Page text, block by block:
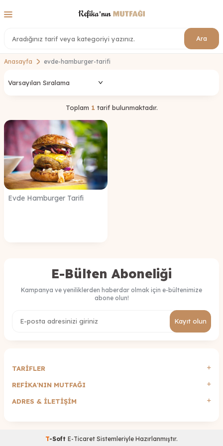
Ara
Anasayfa evde-hamburger-tarifi
Toplam 1 tarif bulunmaktadır.
Evde Hamburger Tarifi
E-Bülten Aboneliği
Kampanya ve yeniliklerden haberdar olmak için e-bültenimize
abone olun!
Kayıt olun
TARİFLER
REFİKA'NIN MUTFAĞI
ADRES & İLETIŞIM
T-Soft E-Ticaret Sistemleriyle Hazırlanmıştır.